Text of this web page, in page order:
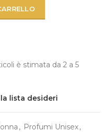
è stimata da 2 a 5
lista desideri
, Profumi Unisex,